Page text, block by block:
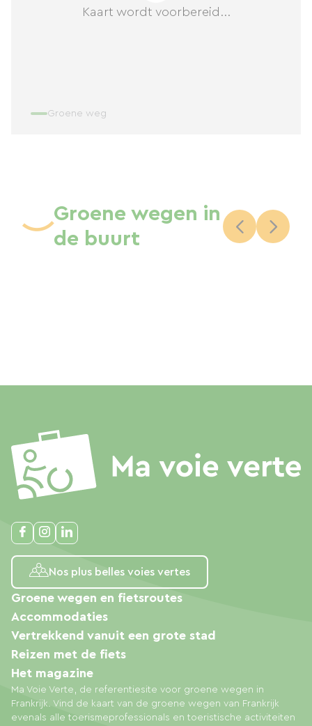
Kaart wordt voorbereid...
Groene weg
Groene wegen in
de buurt
Nos plus belles voies vertes
Ma Voie Verte, de referentiesite voor groene wegen in
Frankrijk. Vind de kaart van de groene wegen van Frankrijk
evenals alle toerismeprofessionals en toeristische activiteiten
Groene wegen en fietsroutes
Accommodaties
Vertrekkend vanuit een grote stad
Reizen met de fiets
Het magazine